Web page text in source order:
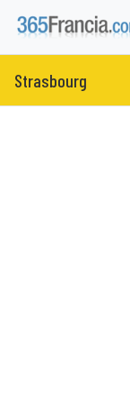
Strasbourg